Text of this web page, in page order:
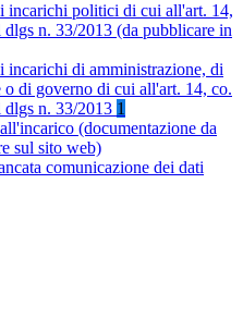
incarichi politici di cui all'art. 14,
dlgs n. 33/2013 (da pubblicare in
incarichi di amministrazione, di
o di governo di cui all'art. 14, co.
dlgs n. 33/2013 1
(documentazione da
sul sito web)
comunicazione dei dati